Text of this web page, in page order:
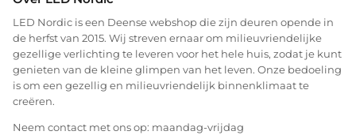
LED Nordic is een Deense webshop die zijn deuren opende in
de herfst van 2015. Wij streven ernaar om milieuvriendelijke
gezellige verlichting te leveren voor het hele huis, zodat je kunt
genieten van de kleine glimpen van het leven. Onze bedoeling
is om een gezellig en milieuvriendelijk binnenklimaat te
creëren.
Neem contact met ons op: maandag-vrijdag